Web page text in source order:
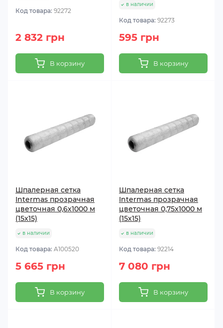
Код товара: 92272
2 832 грн
В корзину
в наличии
Код товара: 92273
595 грн
В корзину
Шпалерная сетка
Intermas прозрачная
цветочная 0,6х1000 м
(15х15)
в наличии
Код товара: A100520
5 665 грн
В корзину
Шпалерная сетка
Intermas прозрачная
цветочная 0,75х1000 м
(15х15)
в наличии
Код товара: 92214
7 080 грн
В корзину